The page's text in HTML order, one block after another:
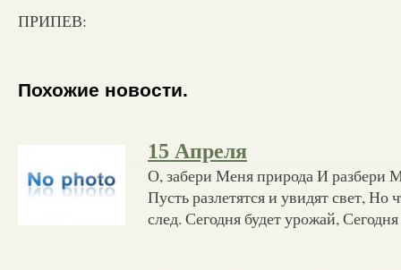
ПРИПЕВ:
Похожие новости.
15 Апреля
О, забери Меня природа И разбери
Пусть разлетятся и увидят свет, Но
след. Сегодня будет урожай,